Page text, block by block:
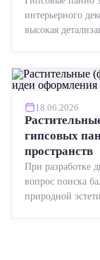
интерьерного
высокая
18.06.2026
гипсовых
пространств
При разработке
вопрос поиска
природной